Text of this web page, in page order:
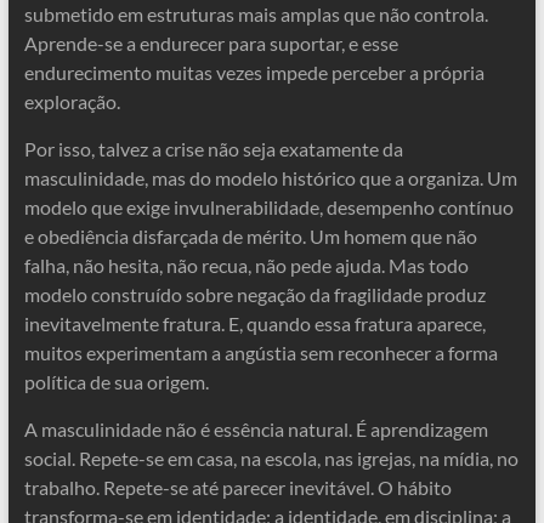
submetido em estruturas mais amplas que não controla.
Aprende-se a endurecer para suportar, e esse
endurecimento muitas vezes impede perceber a própria
exploração.
Por isso, talvez a crise não seja exatamente da
masculinidade, mas do modelo histórico que a organiza. Um
modelo que exige invulnerabilidade, desempenho contínuo
e obediência disfarçada de mérito. Um homem que não
falha, não hesita, não recua, não pede ajuda. Mas todo
modelo construído sobre negação da fragilidade produz
inevitavelmente fratura. E, quando essa fratura aparece,
muitos experimentam a angústia sem reconhecer a forma
política de sua origem.
A masculinidade não é essência natural. É aprendizagem
social. Repete-se em casa, na escola, nas igrejas, na mídia, no
trabalho. Repete-se até parecer inevitável. O hábito
transforma-se em identidade; a identidade, em disciplina; a